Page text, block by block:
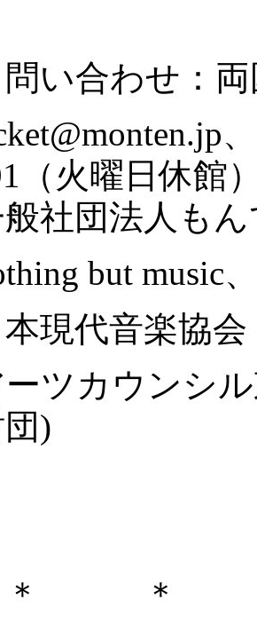
い合わせ：
（火曜日休館
社団法人も
but music
現代音楽協会
ツカウンシ
)
＊